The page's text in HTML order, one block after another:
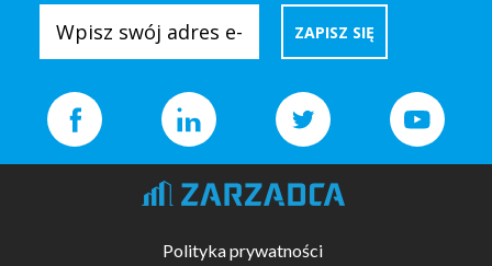
Polityka prywatności